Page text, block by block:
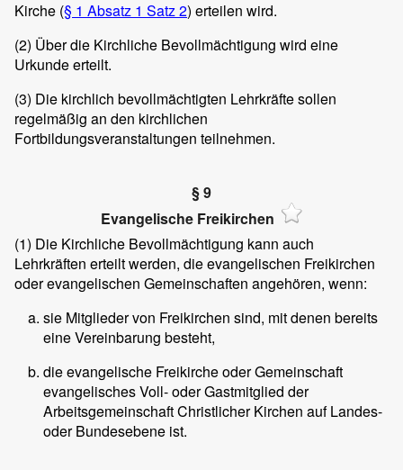
Kirche (§ 1 Absatz 1 Satz 2) erteilen wird.
(2) Über die Kirchliche Bevollmächtigung wird eine
Urkunde erteilt.
(3) Die kirchlich bevollmächtigten Lehrkräfte sollen
regelmäßig an den kirchlichen
Fortbildungsveranstaltungen teilnehmen.
§ 9
Evangelische Freikirchen
(1) Die Kirchliche Bevollmächtigung kann auch
Lehrkräften erteilt werden, die evangelischen Freikirchen
oder evangelischen Gemeinschaften angehören, wenn:
sie Mitglieder von Freikirchen sind, mit denen bereits
eine Vereinbarung besteht,
die evangelische Freikirche oder Gemeinschaft
evangelisches Voll- oder Gastmitglied der
Arbeitsgemeinschaft Christlicher Kirchen auf Landes-
oder Bundesebene ist.